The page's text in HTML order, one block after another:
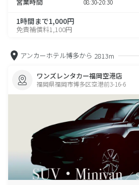
08:30-20:30
1時間まで1,000円
免責補償料1,100円
アンカーホテル博多から 2813m
ワンズレンタカー福岡空港店
福岡県福岡市博多区空港前3-16-6